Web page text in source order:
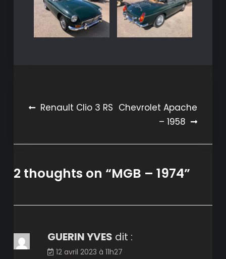
Navigation
l’article
Renault Clio 3 RS Chevrolet Apache
– 1958
2 thoughts on “MGB – 1974”
GUERIN YVES dit :
12 avril 2023 à 11h27